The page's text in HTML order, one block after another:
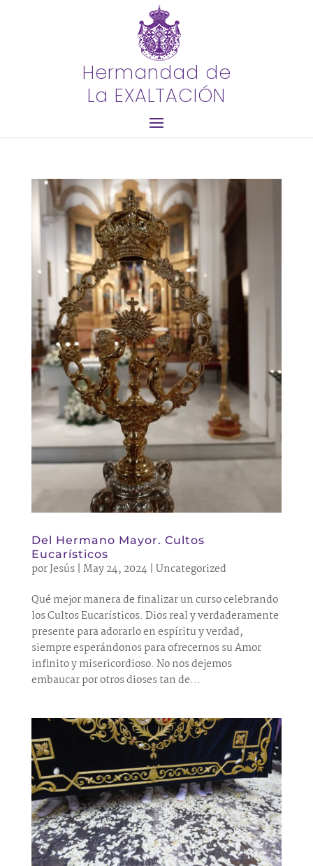
Hermandad de
La EXALTACIÓN
Del Hermano Mayor. Cultos
Eucarísticos
porJesús| May 24, 2024 | Uncategorized
Qué mejor manera de finalizar un curso celebrando
los Cultos Eucarísticos. Dios real y verdaderamente
presente para adorarlo en espíritu y verdad,
siempre esperándonos para ofrecernos su Amor
infinito y misericordioso. No nos dejemos
embaucar por otros dioses tan de...